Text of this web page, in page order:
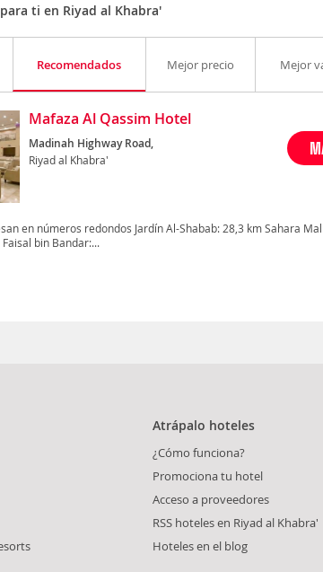
ti en Riyad al Khabra'
Recomendados Mejor precio Mejor
Mafaza Al Qassim Hotel
Madinah Highway Road,
Riyad al Khabra'
en números redondos Jardín Al-Shabab: 28,3 km Sahara
bin Bandar:...
Atrápalo hoteles
¿Cómo funciona?
Promociona tu hotel
Acceso a proveedores
RSS hoteles en Riyad al Khabra'
Hoteles en el blog